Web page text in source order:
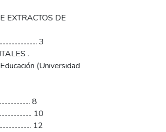
EXTRACTOS DE
3
.
(Universidad
8
10
12